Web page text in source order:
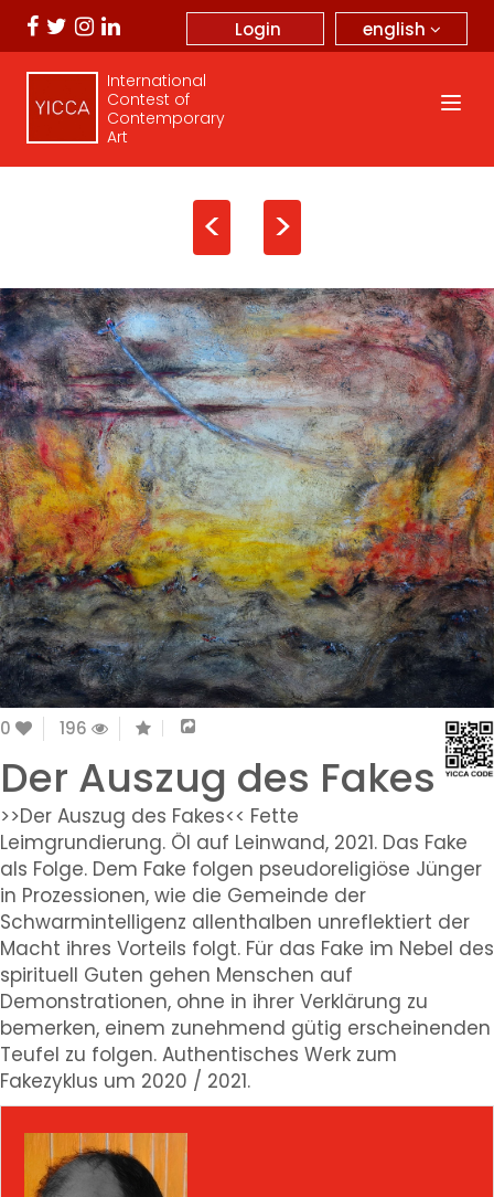
english
Login
International
Contest of
Contemporary
Art
< >
0 196
Der Auszug des Fakes
>>Der Auszug des Fakes<< Fette
Leimgrundierung. Öl auf Leinwand, 2021. Das Fake
als Folge. Dem Fake folgen pseudoreligiöse Jünger
in Prozessionen, wie die Gemeinde der
Schwarmintelligenz allenthalben unreflektiert der
Macht ihres Vorteils folgt. Für das Fake im Nebel des
spirituell Guten gehen Menschen auf
Demonstrationen, ohne in ihrer Verklärung zu
bemerken, einem zunehmend gütig erscheinenden
Teufel zu folgen. Authentisches Werk zum
Fakezyklus um 2020 / 2021.